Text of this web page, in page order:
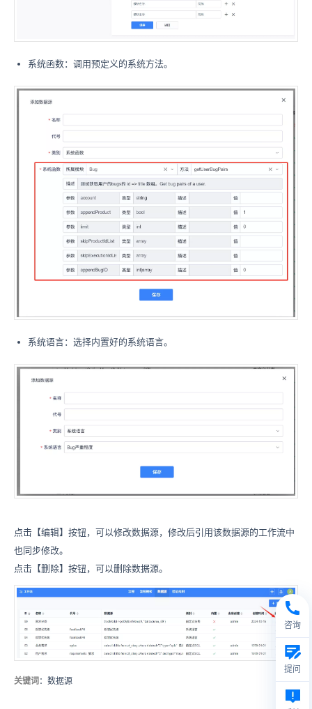
系统函数：调用预定义的系统方法。
系统语言：选择内置好的系统语言。
点击【编辑】按钮，可以修改数据源，修改后引用该数据源的工作流中
也同步修改。
点击【删除】按钮，可以删除数据源。
关键词 ：数据源
咨询
提问